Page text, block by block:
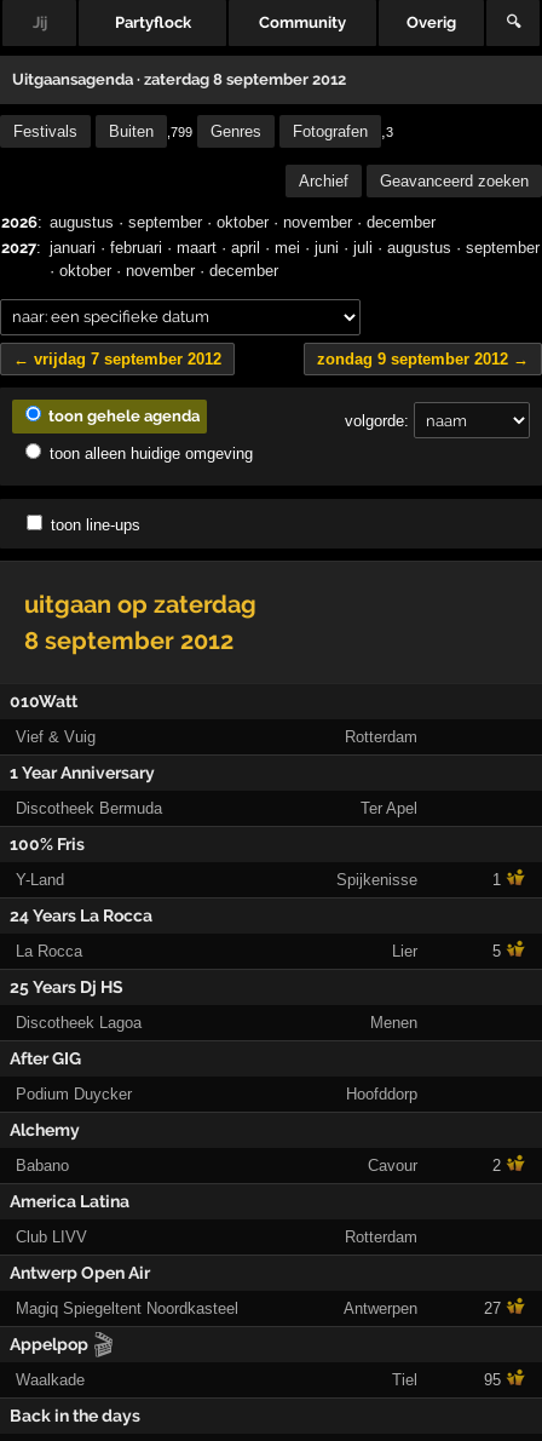
Jij Partyflock Community Overig 🔍
Uitgaansagenda · zaterdag 8 september 2012
Festivals Buiten ,799 Genres Fotografen ,3
Archief Geavanceerd zoeken
2026: augustus · september· oktober· november· december
2027: januari · februari · maart · april · mei · juni · juli · augustus · september
· oktober· november· december
← vrijdag 7 september 2012 zondag 9 september 2012 →
volgorde:
toon gehele agenda
toon alleen huidige omgeving
toon line-ups
uitgaan op zaterdag
8 september 2012
010Watt
Vief & Vuig Rotterdam
1 Year Anniversary
Discotheek Bermuda Ter Apel
100% Fris
Y-Land Spijkenisse 1
24 Years La Rocca
La Rocca Lier 5
25 Years Dj HS
Discotheek Lagoa Menen
After GIG
Podium Duycker Hoofddorp
Alchemy
Babano Cavour 2
America Latina
Club LIVV Rotterdam
Antwerp Open Air
Magiq Spiegeltent Noordkasteel Antwerpen 27
Appelpop 🎬
Waalkade Tiel 95
Back in the days